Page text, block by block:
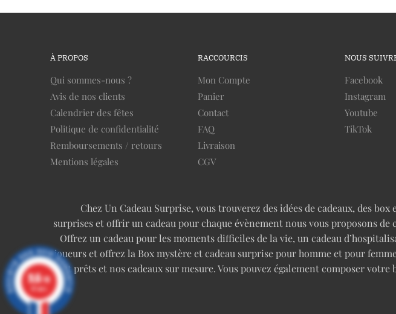
À PROPOS
Qui sommes-nous ?
Avis de nos clients
Calendrier des fêtes
Politique de confidentialité
Remboursements / retours
Mentions légales
RACCOURCIS
Mon Compte
Panier
Contact
FAQ
Livraison
CGV
NOUS
Facebook
Instagram
Youtube
TikTok
Chez Un Cadeau Surprise, vous trouverez des idées de cadeaux, des
surprises et offrir un cadeau pour chaque évènement nous vous proposons
Offrez un cadeau pour les moments difficiles de la vie, un cadeau
joueurs et offrez la Box mystère et cadeau surprise pour homme et pour
tout prêts et nos cadeaux sur mesure. Vous pouvez également composer
9.6/10
97 avis